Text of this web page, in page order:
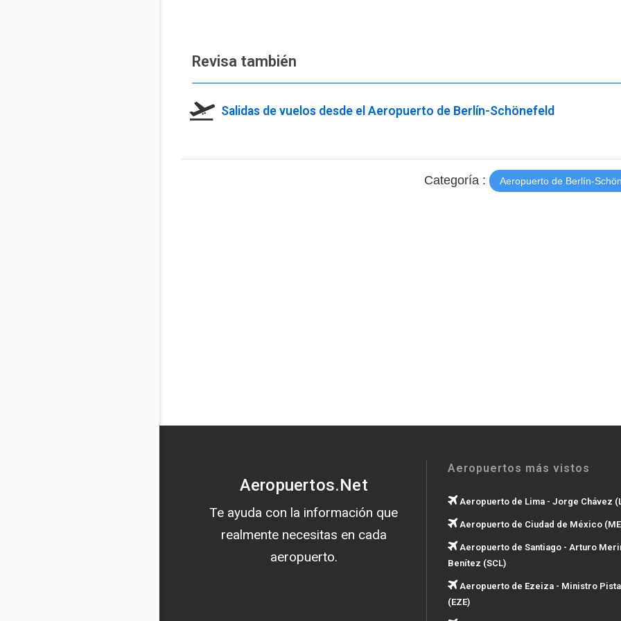
Revisa también
Salidas de vuelos desde el Aeropuerto de Berlín-Schönefeld
Categoría : Aeropuerto de Berlí­n-
Aeropuertos.Net
Te ayuda con la información que
realmente necesitas en cada
aeropuerto.
Aeropuertos más vistos
Aeropuerto de Lima - Jorge Chávez
Aeropuerto de Ciudad de México
Aeropuerto de Santiago - Arturo
Benítez (SCL)
Aeropuerto de Ezeiza - Ministro
(EZE)